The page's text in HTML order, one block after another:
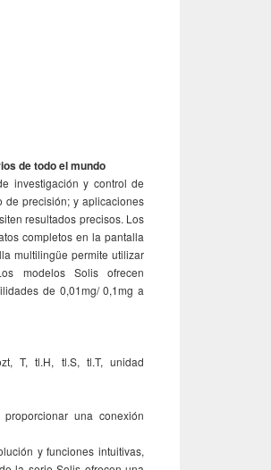
de todo el mundo
investigación y control de
de precisión; y aplicaciones
resultados precisos. Los
completos en la pantalla
multilingüe permite utilizar
modelos Solis ofrecen
de 0,01mg/ 0,1mg a
T, tl.H, tl.S, tl.T, unidad
una conexión
y funciones intuitivas,